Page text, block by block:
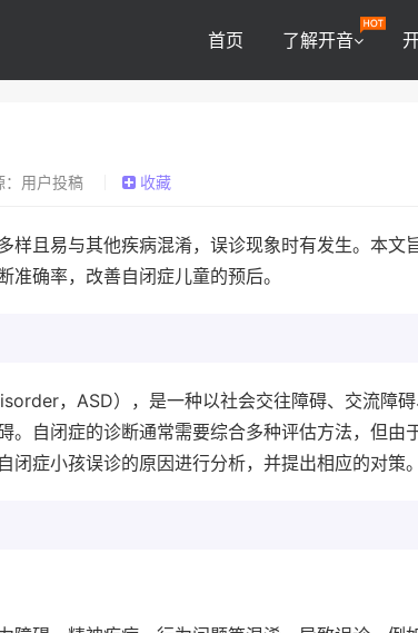
首页 了解开音
：用户投稿 收藏
样且易与其他疾病混淆，误诊现象时有发生。本文
确率，改善自闭症儿童的预后。
，ASD），是一种以社会交往障碍、交流障
。自闭症的诊断通常需要综合多种评估方法，但由
闭症小孩误诊的原因进行分析，并提出相应的对策